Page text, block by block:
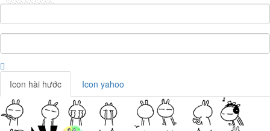
Icon hài hước Icon yahoo